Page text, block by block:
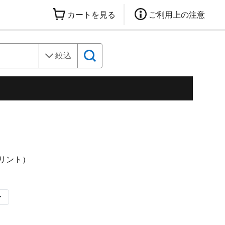
カートを見る ご利用上の注意
絞込
ント）